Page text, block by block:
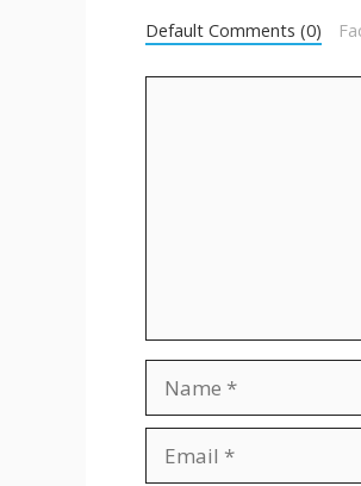
Default Comments (0)